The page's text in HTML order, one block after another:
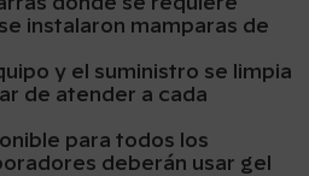
donde se requiere
instalaron mamparas de
y el suministro se limpia
de atender a cada
para todos los
deberán usar gel